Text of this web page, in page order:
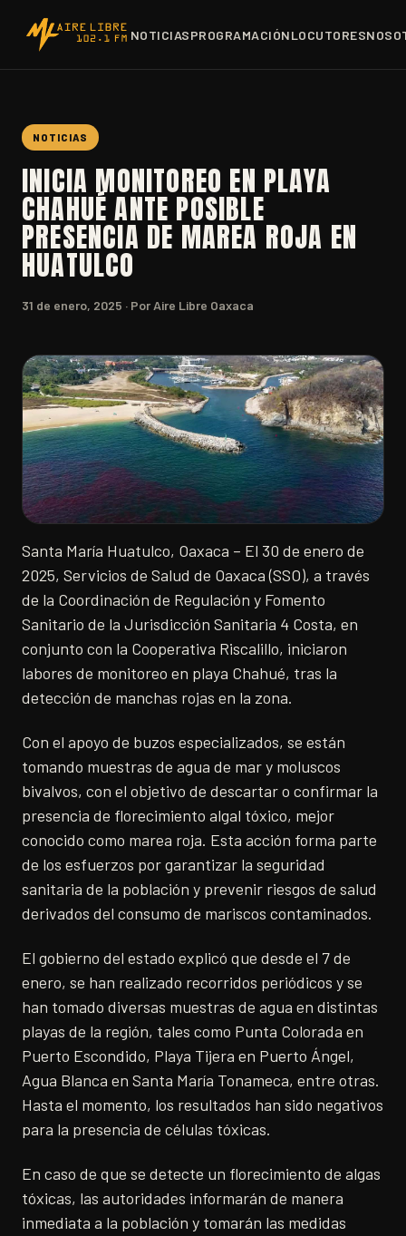
NOTICIASPROGRAMACIÓNLOCUTORES
NOTICIAS
INICIA MONITOREO EN PLAYA
CHAHUÉ ANTE POSIBLE
PRESENCIA DE MAREA ROJA EN
HUATULCO
31 de enero, 2025 · Por Aire Libre Oaxaca
Santa María Huatulco, Oaxaca – El 30 de enero de
2025, Servicios de Salud de Oaxaca (SSO), a través
de la Coordinación de Regulación y Fomento
Sanitario de la Jurisdicción Sanitaria 4 Costa, en
conjunto con la Cooperativa Riscalillo, iniciaron
labores de monitoreo en playa Chahué, tras la
detección de manchas rojas en la zona.
Con el apoyo de buzos especializados, se están
tomando muestras de agua de mar y moluscos
bivalvos, con el objetivo de descartar o confirmar la
presencia de florecimiento algal tóxico, mejor
conocido como marea roja. Esta acción forma parte
de los esfuerzos por garantizar la seguridad
sanitaria de la población y prevenir riesgos de salud
derivados del consumo de mariscos contaminados.
El gobierno del estado explicó que desde el 7 de
enero, se han realizado recorridos periódicos y se
han tomado diversas muestras de agua en distintas
playas de la región, tales como Punta Colorada en
Puerto Escondido, Playa Tijera en Puerto Ángel,
Agua Blanca en Santa María Tonameca, entre otras.
Hasta el momento, los resultados han sido negativos
para la presencia de células tóxicas.
En caso de que se detecte un florecimiento de algas
tóxicas, las autoridades informarán de manera
inmediata a la población y tomarán las medidas